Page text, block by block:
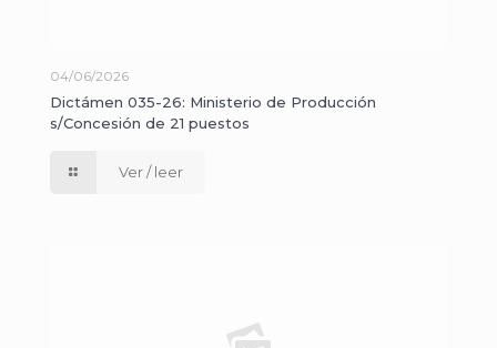
04/06/2026
Dictámen 035-26: Ministerio de Producción
s/Concesión de 21 puestos
Ver / leer